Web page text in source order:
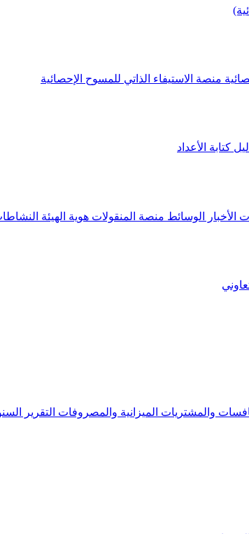
منصة الاستيفاء الذاتي للمسوح الإحصائية
كتابة الأعداد
الأخبار الوسائط منصة المنقولات هوية الهيئة
والمشتريات الميزانية والمصروفات التقرير